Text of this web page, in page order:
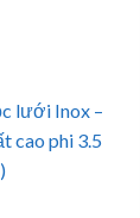
lưới Inox –
cao phi 3.5